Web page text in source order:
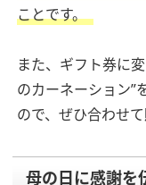
ことです。
また、ギフト券に
のカーネーション”
ので、ぜひ合わせ
母の日に感謝を